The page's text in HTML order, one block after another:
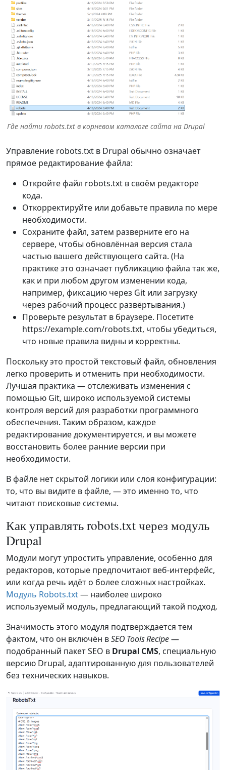
Где найти robots.txt в корневом каталоге сайта на Drupal
Управление robots.txt в Drupal обычно означает
прямое редактирование файла:
Откройте файл robots.txt в своём редакторе
кода.
Откорректируйте или добавьте правила по мере
необходимости.
Сохраните файл, затем разверните его на
сервере, чтобы обновлённая версия стала
частью вашего действующего сайта. (На
практике это означает публикацию файла так же,
как и при любом другом изменении кода,
например, фиксацию через Git или загрузку
через рабочий процесс развёртывания.)
Проверьте результат в браузере. Посетите
https://example.com/robots.txt, чтобы убедиться,
что новые правила видны и корректны.
Поскольку это простой текстовый файл, обновления
легко проверить и отменить при необходимости.
Лучшая практика — отслеживать изменения с
помощью Git, широко используемой системы
контроля версий для разработки программного
обеспечения. Таким образом, каждое
редактирование документируется, и вы можете
восстановить более ранние версии при
необходимости.
В файле нет скрытой логики или слоя конфигурации:
то, что вы видите в файле, — это именно то, что
читают поисковые системы.
Как управлять robots.txt через модуль
Drupal
Модули могут упростить управление, особенно для
редакторов, которые предпочитают веб‑интерфейс,
или когда речь идёт о более сложных настройках.
Модуль Robots.txt— наиболее широко
используемый модуль, предлагающий такой подход.
Значимость этого модуля подтверждается тем
фактом, что он включён вSEO Tools Recipe—
подобранный пакет SEO в Drupal CMS, специальную
версию Drupal, адаптированную для пользователей
без технических навыков.